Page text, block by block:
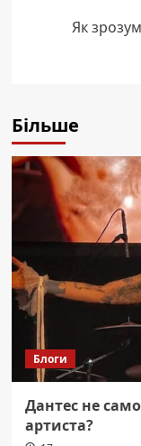
Як
Більше
Блоги
Дантес не
артиста?